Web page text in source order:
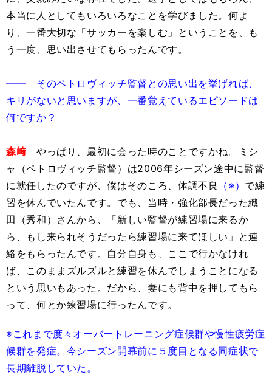
本当に人としてもいろいろなことを学びました。何よ
り、一番大切な「サッカーを楽しむ」ということを、も
う一度、思い出させてもらったんです。
―― そのペトロヴィッチ監督との思い出を挙げれば、
キリがないと思いますが、一番覚えているエピソードは
何ですか？
森﨑 やっぱり、最初に会った時のことですかね。ミシ
ャ（ペトロヴィッチ監督）は2006年シーズン途中に監督
に就任したのですが、僕はそのころ、体調不良
（※） で練
習を休んでいたんです。でも、当時・強化部長だった織
田（秀和）さんから、「新しい監督が練習場に来るか
ら、もし来られそうだったら練習場に来てほしい」と連
絡をもらったんです。自分自身も、ここで行かなけれ
ば、このままズルズルと練習を休んでしまうことになる
という思いもあった。だから、妻にも背中を押してもら
って、何とか練習場に行ったんです。
※これまで度々オーバートレーニング症候群や慢性疲労症
候群を発症。今シーズン開幕前に５度目となる同症状で
長期離脱していた。